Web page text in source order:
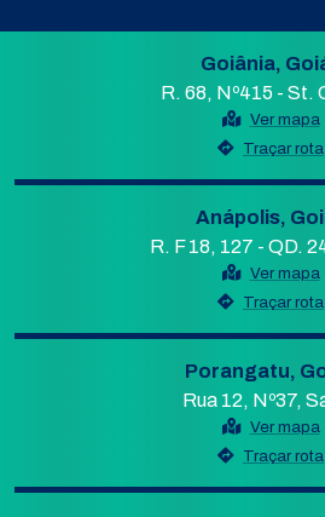
Goiânia,
R. 68, Nº415 - St.
Ver mapa
Traçar rota
Anápolis,
R. F 18, 127 - QD.
Ver mapa
Traçar rota
Porangatu,
Rua 12, Nº37,
Ver mapa
Traçar rota